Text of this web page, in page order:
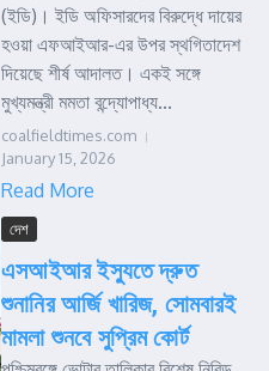
(ইডি)। ইডি অফিসারদের বিরুদ্ধে দায়ের
হওয়া এফআইআর-এর উপর স্থগিতাদেশ
দিয়েছে শীর্ষ আদালত। একই সঙ্গে
মুখ্যমন্ত্রী মমতা বন্দ্যোপাধ্য...
coalfieldtimes.com
January 15, 2026
Read More
দেশ
এসআইআর ইস্যুতে দ্রুত
শুনানির আর্জি খারিজ, সোমবারই
মামলা শুনবে সুপ্রিম কোর্ট